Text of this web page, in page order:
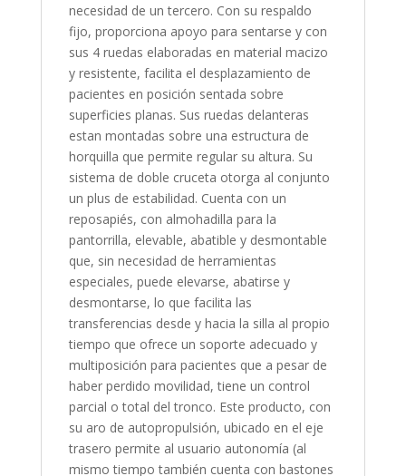
necesidad de un tercero. Con su respaldo
fijo, proporciona apoyo para sentarse y con
sus 4 ruedas elaboradas en material macizo
y resistente, facilita el desplazamiento de
pacientes en posición sentada sobre
superficies planas. Sus ruedas delanteras
estan montadas sobre una estructura de
horquilla que permite regular su altura. Su
sistema de doble cruceta otorga al conjunto
un plus de estabilidad. Cuenta con un
reposapiés, con almohadilla para la
pantorrilla, elevable, abatible y desmontable
que, sin necesidad de herramientas
especiales, puede elevarse, abatirse y
desmontarse, lo que facilita las
transferencias desde y hacia la silla al propio
tiempo que ofrece un soporte adecuado y
multiposición para pacientes que a pesar de
haber perdido movilidad, tiene un control
parcial o total del tronco. Este producto, con
su aro de autopropulsión, ubicado en el eje
trasero permite al usuario autonomía (al
mismo tiempo también cuenta con bastones